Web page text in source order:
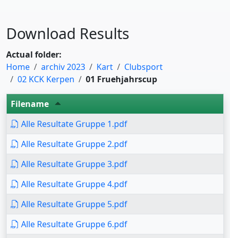
Download Results
Actual folder:
Home
archiv 2023 Kart
Clubsport
02 KCK Kerpen
01 Fruehjahrscup
Filename
Alle Resultate Gruppe 1.pdf
Alle Resultate Gruppe 2.pdf
Alle Resultate Gruppe 3.pdf
Alle Resultate Gruppe 4.pdf
Alle Resultate Gruppe 5.pdf
Alle Resultate Gruppe 6.pdf